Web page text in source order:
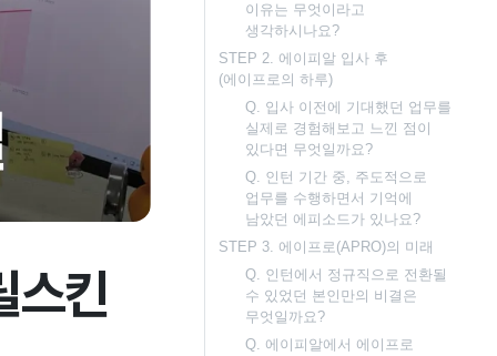
이유는 무엇이라고
생각하시나요?
STEP 2. 에이피알 입사 후
(에이프로의 하루)
Q. 입사 이전에 기대했던 업무를
실제로 경험해보고 느낀 점이
있다면 무엇일까요?
Q. 인턴 기간 중, 주도적으로
업무를 수행하면서 기억에
남았던 에피소드가 있나요?
STEP 3. 에이프로(APRO)의 미래
Q. 인턴에서 정규직으로 전환될
수 있었던 본인만의 비결은
무엇일까요?
Q. 에이피알에서 에이프로
스킨